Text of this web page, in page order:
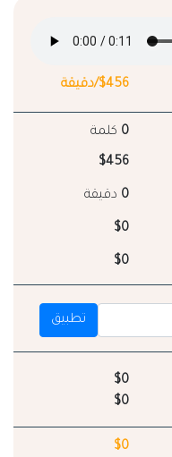
$456/دقيقة
0 كلمة
$456
0 دقيقة
$0
$0
تطبيق
$0
$0
$0